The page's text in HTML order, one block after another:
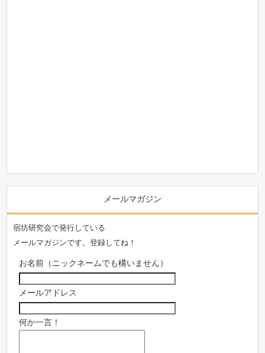
メールマガジン
宿坊研究会で発行している
メールマガジンです。登録してね！
お名前（ニックネームでも構いません）
メールアドレス
何か一言！